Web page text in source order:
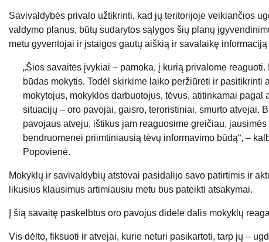
Savivaldybės privalo užtikrinti, kad jų teritorijoje veikiančios
valdymo planus, būtų sudarytos sąlygos šių planų
metu gyventojai ir įstaigos gautų aiškią ir savalaikę
„Šios savaitės įvykiai – pamoka, į kurią privalome
būdas mokytis. Todėl skirkime laiko peržiūrėti ir
mokytojus, mokyklos darbuotojus, tėvus, atitinkamai
situacijų – oro pavojai, gaisro, teroristiniai, smurto atvejai.
pavojaus atveju, ištikus jam reaguosime greičiau,
bendruomenei priimtiniausią tėvų informavimo būdą“, –
Popovienė.
Mokyklų ir savivaldybių atstovai pasidalijo savo patirtimis ir
likusius klausimus artimiausiu metu bus pateikti atsakymai.
Į šią savaitę paskelbtus oro pavojus didelė dalis mokyklų
Vis dėlto, fiksuoti ir atvejai, kurie neturi pasikartoti, tarp jų –